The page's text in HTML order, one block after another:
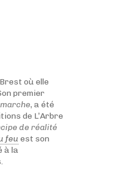
où elle
premier
, a été
de L’Arbre
de réalité
feu est son
à la